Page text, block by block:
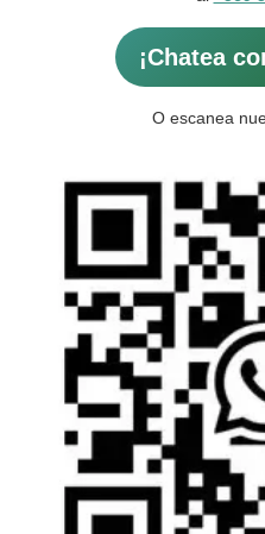
¡Chatea
O escanea